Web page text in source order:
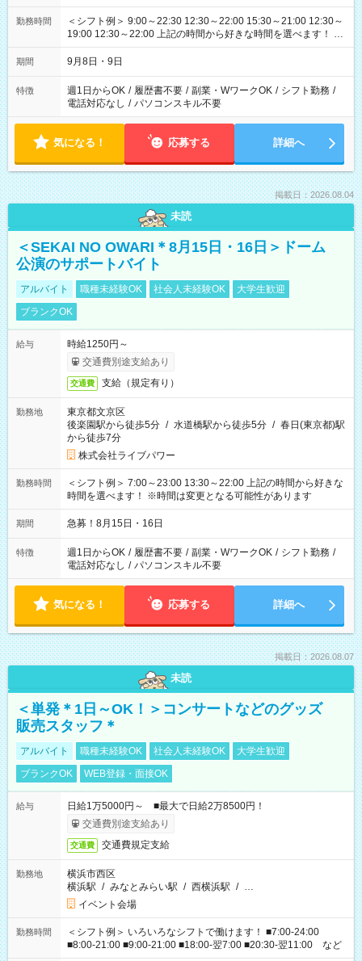
勤務時間
＜シフト例＞ 9:00～22:30 12:30～22:00 15:30～21:00 12:30～
19:00 12:30～22:00 上記の時間から好きな時間を選べます！ ※
時間は変更となる可能性があります
期間 9月8日・9日
特徴 週1日からOK / 履歴書不要 / 副業・WワークOK / シフト勤務 /
電話対応なし / パソコンスキル不要
気になる！ 応募する 詳細へ
掲載日：2026.08.04
未読
＜SEKAI NO OWARI＊8月15日・16日＞ドーム
公演のサポートバイト
アルバイト 職種未経験OK 社会人未経験OK
大学生歓迎
ブランクOK
給与
時給1250円～
交通費別途支給あり
交通費 支給（規定有り）
勤務地
東京都文京区
後楽園駅から徒歩5分 / 水道橋駅から徒歩5分 / 春日(東京都)駅
から徒歩7分
株式会社ライブパワー
勤務時間
＜シフト例＞ 7:00～23:00 13:30～22:00 上記の時間から好きな
時間を選べます！ ※時間は変更となる可能性があります
期間 急募！8月15日・16日
特徴 週1日からOK / 履歴書不要 / 副業・WワークOK / シフト勤務 /
電話対応なし / パソコンスキル不要
気になる！ 応募する 詳細へ
掲載日：2026.08.07
未読
＜単発＊1日～OK！＞コンサートなどのグッズ
販売スタッフ＊
アルバイト 職種未経験OK 社会人未経験OK
大学生歓迎
ブランクOK
WEB登録・面接OK
給与
日給1万5000円～ ■最大で日給2万8500円！
交通費別途支給あり
交通費 交通費規定支給
勤務地
横浜市西区
横浜駅 / みなとみらい駅 / 西横浜駅 / …
イベント会場
勤務時間
＜シフト例＞ いろいろなシフトで働けます！ ■7:00-24:00
■8:00-21:00 ■9:00-21:00 ■18:00-翌7:00 ■20:30-翌11:00 など